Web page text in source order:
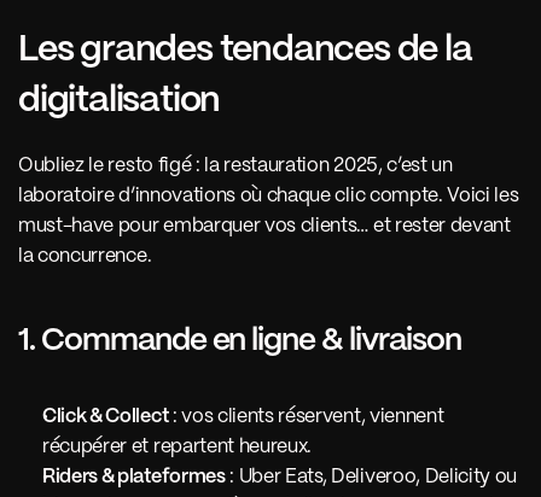
Les grandes tendances de la
digitalisation
Oubliez le resto figé : la restauration 2025, c’est un
laboratoire d’innovations où chaque clic compte. Voici les
must-have pour embarquer vos clients… et rester devant
la concurrence.
1. Commande en ligne & livraison
Click & Collect : vos clients réservent, viennent
récupérer et repartent heureux.
Riders & plateformes : Uber Eats, Deliveroo, Delicity ou